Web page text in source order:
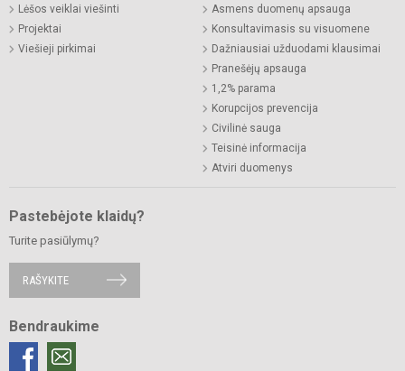
Lėšos veiklai viešinti
Projektai
Viešieji pirkimai
Asmens duomenų apsauga
Konsultavimasis su visuomene
Dažniausiai užduodami klausimai
Pranešėjų apsauga
1,2% parama
Korupcijos prevencija
Civilinė sauga
Teisinė informacija
Atviri duomenys
Pastebėjote klaidų?
Turite pasiūlymų?
RAŠYKITE
Bendraukime